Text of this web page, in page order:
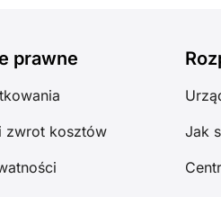
prawne
zwrot kosztów
Jak